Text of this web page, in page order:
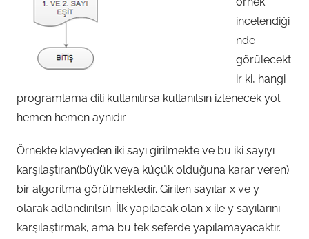
incelendiği
nde
görülecekt
ir ki, hangi
programlama dili kullanılırsa kullanılsın izlenecek yol
hemen hemen aynıdır.
Örnekte klavyeden iki sayı girilmekte ve bu iki sayıyı
karşılaştıran(büyük veya küçük olduğuna karar veren)
bir algoritma görülmektedir. Girilen sayılar x ve y
olarak adlandırılsın. İlk yapılacak olan x ile y sayılarını
karşılaştırmak, ama bu tek seferde yapılamayacaktır.